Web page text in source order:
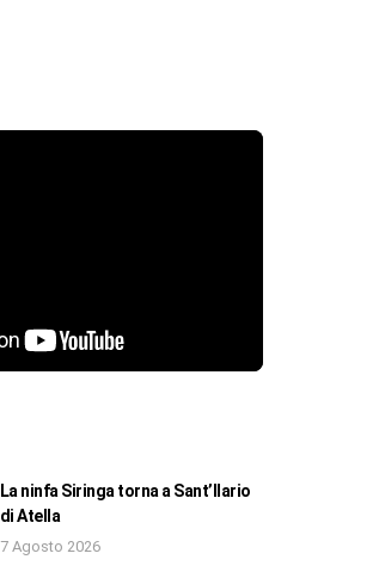
La ninfa Siringa torna a Sant’Ilario
di Atella
7 Agosto 2026